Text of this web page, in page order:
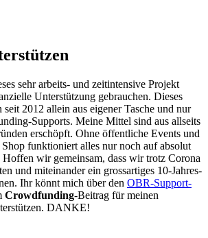
sehr arbeits- und zeitintensive Projekt
Unterstützung gebrauchen. Dieses
2012 allein aus eigener Tasche und nur
Supports. Meine Mittel sind aus allseits
erschöpft. Ohne öffentliche Events und
funktioniert alles nur noch auf absolut
wir gemeinsam, dass wir trotz Corona
und miteinander ein grossartiges 10-Jahres-
Ihr könnt mich über den OBR-Support-
Crowdfunding-Beitrag für meinen
DANKE!